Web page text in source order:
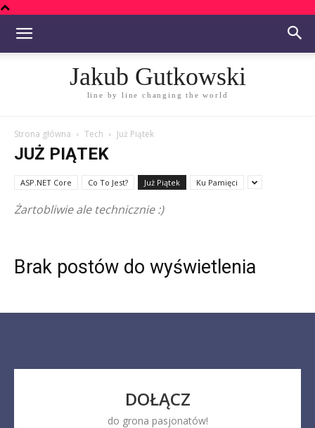
Jakub Gutkowski
line by line changing the world
Strona główna Tech Już Piątek
JUŻ PIĄTEK
ASP.NET Core Co To Jest? Już Piątek Ku Pamięci
Żartobliwie ale technicznie :)
Brak postów do wyświetlenia
DOŁĄCZ
do grona pasjonatów!